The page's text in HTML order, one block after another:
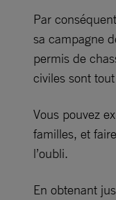
Par
sa campagne
permis de
civiles sont
Vous pouvez
familles, et
l’oubli.
En obtenant